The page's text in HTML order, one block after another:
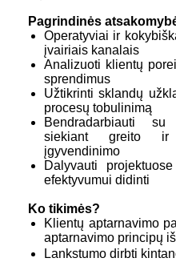
Pagrindinės
Operatyviai ir
įvairiais kanalais
Analizuoti klientų
sprendimus
Užtikrinti sklandų
procesų tobulinimą
Bendradarbiauti su
siekiant greito ir
įgyvendinimo
Dalyvauti
efektyvumui didinti
Ko tikimės?
Klientų aptarnavimo
aptarnavimo principų
Lankstumo dirbti